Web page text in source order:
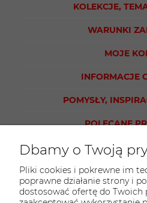
KOLEKCJE,
WARUNKI
MOJE
INFORMACJE
POMYSŁY,
POLECANE
Dbamy o Twoją
Pliki cookies i pokrewne im
poprawne działanie strony i
dostosować ofertę do Twoich